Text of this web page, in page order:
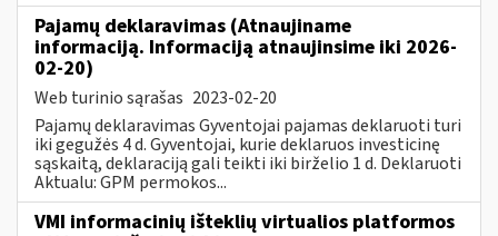
Pajamų deklaravimas (Atnaujiname
informaciją. Informaciją atnaujinsime iki 2026-
02-20)
Web turinio sąrašas 2023-02-20
Pajamų deklaravimas Gyventojai pajamas deklaruoti turi
iki gegužės 4 d. Gyventojai, kurie deklaruos investicinę
sąskaitą, deklaraciją gali teikti iki birželio 1 d. Deklaruoti
Aktualu: GPM permokos...
VMI informacinių išteklių virtualios platformos